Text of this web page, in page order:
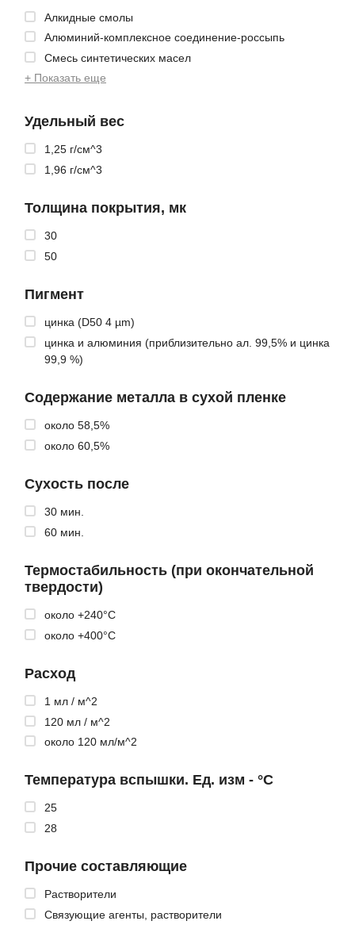
Алкидные смолы
Алюминий-комплексное соединение-россыпь
Смесь синтетических масел
+ Показать еще
Удельный вес
1,25 г/см^3
1,96 г/см^3
Толщина покрытия, мк
30
50
Пигмент
цинка (D50 4 µm)
цинка и алюминия (приблизительно ал. 99,5% и цинка
99,9 %)
Содержание металла в сухой пленке
около 58,5%
около 60,5%
Сухость после
30 мин.
60 мин.
Термостабильность (при окончательной
твердости)
около +240°C
около +400°C
Расход
1 мл / м^2
120 мл / м^2
около 120 мл/м^2
Температура вспышки. Ед. изм - °C
25
28
Прочие составляющие
Растворители
Связующие агенты, растворители